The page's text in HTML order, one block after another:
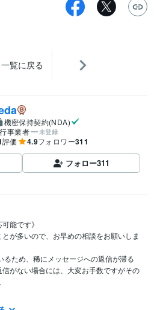
一覧に戻る
機密保持契約(NDA)
事業者
未登録
評価 4.9フォロワー311
フォロー311
能です》
が多いので、お早めの相談をお願いしま
るため、稀にメッセージへの返信が滞る
がない場合には、大変お手数ですがその